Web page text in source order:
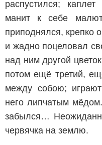
распустился;
манит к себе
приподнялся, крепко
и жадно поцеловал
над ним другой
потом ещё третий,
между собою;
него липчатым
забылся…
червячка на землю.